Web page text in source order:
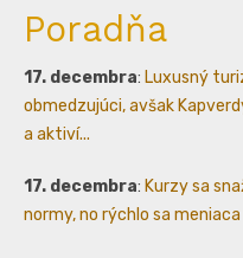
Poradňa
17. decembra: Luxusný
obmedzujúci, avšak
a aktiví...
17. decembra: Kurzy sa
normy, no rýchlo sa